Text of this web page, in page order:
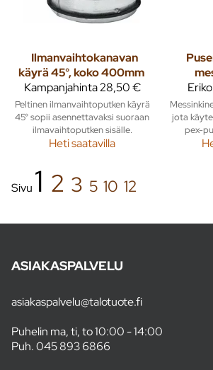
Ilmanvaihtokanavan
käyrä 45°, koko 400mm
Kampanjahinta28,50 €
Peltinen ilmanvaihtoputken käyrä
45° sopii asennettavaksi suoraan
ilmavaihtoputken sisälle.
Heti saatavilla
jota
pex-
Sivu 1 2 3 5 10 12
ASIAKASPALVELU
asiakaspalvelu@talotuote.fi
Puhelin ma, ti, to 10:00 - 14:00
Puh.045 893 6866